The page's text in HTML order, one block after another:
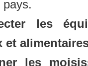
pays.
les
et
les